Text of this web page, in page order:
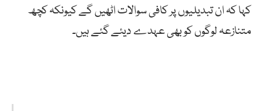
کہا کہ ان تبدیلیوں پر کافی سوالات اٹھیں گے کیونکہ کچھ
متنازعہ لوگوں کو بھی عہدے دیئے گئے ہیں۔